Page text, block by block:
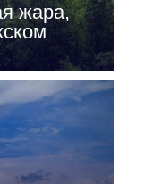
жара,